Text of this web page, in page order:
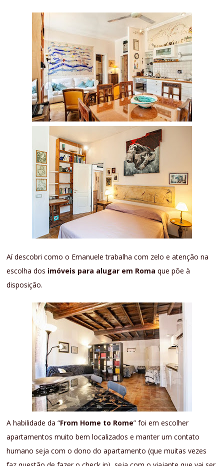
Aí descobri como o Emanuele trabalha com zelo e atenção na
escolha dos imóveis para alugar em Roma que põe à
disposição.
A habilidade da “From Home to Rome” foi em escolher
apartamentos muito bem localizados e manter um contato
humano seja com o dono do apartamento (que muitas vezes